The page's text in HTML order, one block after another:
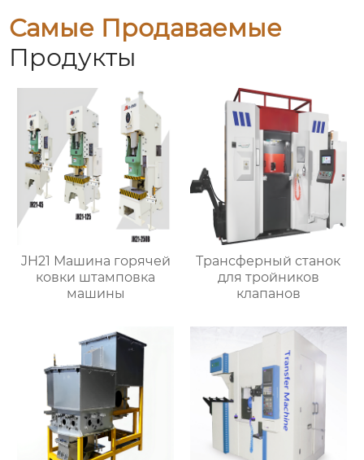
Самые Продаваемые
Продукты
JH21 Машина горячей
ковки штамповка
машины
Трансферный станок
для тройников
клапанов